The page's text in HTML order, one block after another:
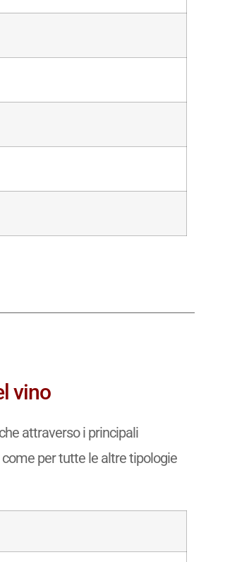
vino
attraverso i principali
per tutte le altre tipologie